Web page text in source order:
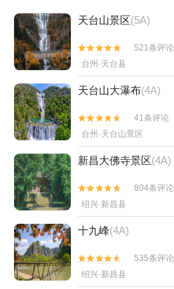
天台山景区(5A)


521条评论
台州·天台县
天台山大瀑布(4A)


41条评论
台州·天台山景区
新昌大佛寺景区(4A)


804条评论
绍兴·新昌县
十九峰(4A)


535条评论
绍兴·新昌县